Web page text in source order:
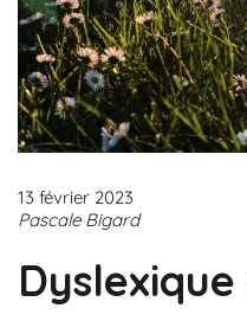
13 février 2023
Pascale Bigard